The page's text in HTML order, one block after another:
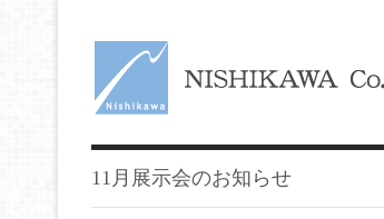
11月展示会のお知らせ